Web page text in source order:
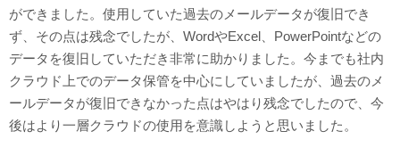
ができました。使用していた過去のメールデータが復旧でき
ず、その点は残念でしたが、WordやExcel、PowerPointなどの
データを復旧していただき非常に助かりました。今までも社内
クラウド上でのデータ保管を中心にしていましたが、過去のメ
ールデータが復旧できなかった点はやはり残念でしたので、今
後はより一層クラウドの使用を意識しようと思いました。